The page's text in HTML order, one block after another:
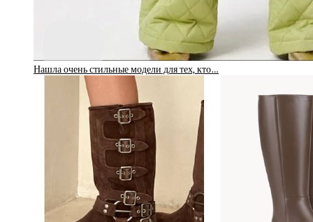
Нашла очень стильные модели для тех, кто…